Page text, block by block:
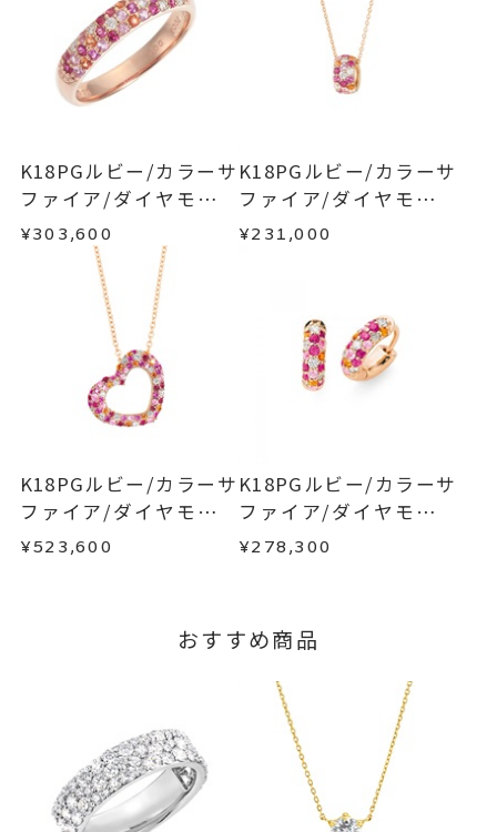
※石の色味には多少の個体差がご
ざいます。
リングサイズ
詳細
リング幅 約3.1mm
フルエタニティ
リングサイズにより価格が異なり
ます。
り0.5～1号ほど小さいリングサイ
ズをご注文ください。
カテゴリー
リング
ルビーリング、
ダイヤモンドリング、
K18PGリング、
カラーストーンリング
刻印サービス対象商品
※刻印をお入れする場合は、プラ
ス約14営業日ほど頂戴しておりま
す。
※連休等の都合上、通常よりお時
■お届け目安が「約1ヶ月半以内～」の商品
ご注文いただいてから在庫状況を確認いたしま
・在庫のご用意ができる場合： 約1週間～1ヶ月以
内を目安に発送いたします。
・受注生産となる場合： 商品ページに記載のある
目安日数を頂戴し、一から製作いたします。
※お急ぎの方はご注文前にお問い合わせくださ
い。事前に現在の納期状況を確認いたします。
お届け予定日はご注文から2営業日以内にメールに
わせフォームよりご連絡ください。
返品・交換以下の場合、商品の返品・交換・返金
は承りかねます。
・受注生産の商品
・お客さまのお手元で傷や汚れが発生した商品
・到着後ご連絡無く7日以上経過した商品
・刻印をお入れした商品
・販売期間が限定されている商品
・過度な交換・返品を繰り返している場合
商品の品質には万全を期しておりますが、万が一
不良品の場合、またはご注文のお品と異なる場合
は、早急に商品を交換させていただきます。
はお問い合わせフォームよりご連絡ください。
この場合の返送料は弊社にて負担いたしますの
で、着払いにてご返送ください。
詳細はこちら
K18PGルビー/カラーサ
ファイア/ダイヤモンド
リング
¥303,600
K18PGルビー/カラーサ
ファイア/ダイヤモンド
ネックレス
¥231,000
K18PGルビー/カラーサ
ファイア/ダイヤモンド
ネックレス
¥523,600
K18PGルビー/カラーサ
ファイア/ダイヤモンド
ピアス
¥278,300
おすすめ商品